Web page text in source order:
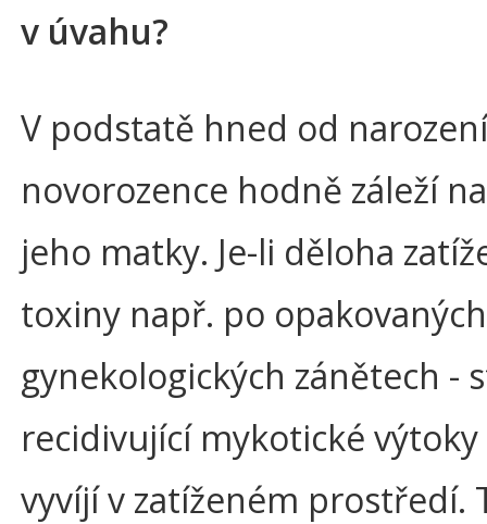
v úvahu?
V podstatě hned od
novorozence hodně záleží
jeho matky. Je-li děloha
toxiny např. po opakovaných
gynekologických zánětech -
recidivující mykotické výtoky
vyvíjí v zatíženém prostředí.